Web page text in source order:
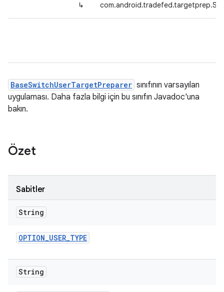
↳
BaseSwitchUserTargetPreparer sınıfının varsayılan
uygulaması. Daha fazla bilgi için bu sınıfın Javadoc'una
bakın.
Özet
Sabitler
String
OPTION_USER_TYPE
String